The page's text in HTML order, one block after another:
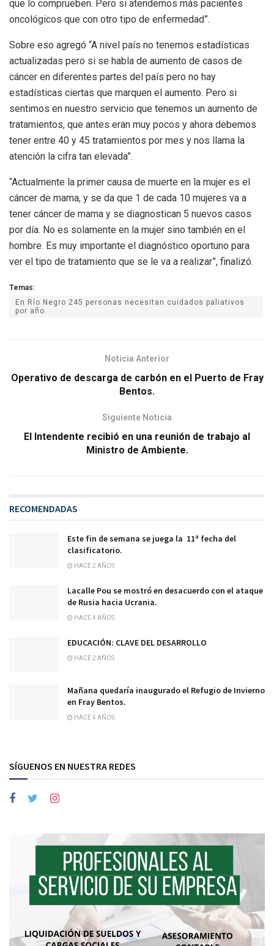
que lo comprueben. Pero si atendemos más pacientes
oncológicos que con otro tipo de enfermedad”.
Sobre eso agregó “A nivel país no tenemos estadísticas
actualizadas pero si se habla de aumento de casos de
cáncer en diferentes partes del país pero no hay
estadísticas ciertas que marquen el aumento. Pero si
sentimos en nuestro servicio que tenemos un aumento de
tratamientos, que antes eran muy pocos y ahora debemos
tener entre 40 y 45 tratamientos por mes y nos llama la
atención la cifra tan elevada”.
“Actualmente la primer causa de muerte en la mujer es el
cáncer de mama, y se da que 1 de cada 10 mujeres va a
tener cáncer de mama y se diagnostican 5 nuevos casos
por día. No es solamente en la mujer sino también en el
hombre. Es muy importante el diagnóstico oportuno para
ver el tipo de tratamiento que se le va a realizar”, finalizó.
Temas:
En Río Negro 245 personas necesitan cuidados paliativos
por año.
Noticia Anterior
Operativo de descarga de carbón en el Puerto de Fray
Bentos.
Siguiente Noticia
El Intendente recibió en una reunión de trabajo al
Ministro de Ambiente.
RECOMENDADAS
Este fin de semana se juega la 11ª fecha del
clasificatorio.
HACE 2 AÑOS
Lacalle Pou se mostró en desacuerdo con el ataque
de Rusia hacia Ucrania.
HACE 4 AÑOS
EDUCACIÓN: CLAVE DEL DESARROLLO
HACE 2 AÑOS
Mañana quedaría inaugurado el Refugio de Invierno
en Fray Bentos.
HACE 4 AÑOS
SÍGUENOS EN NUESTRA REDES